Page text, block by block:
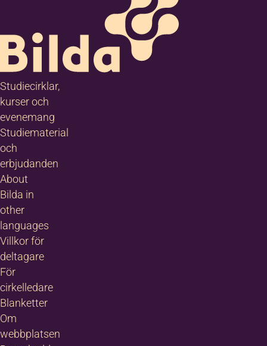
Studiecirklar,
kurser och
evenemang
Studiematerial
och
erbjudanden
About
Bilda in
other
languages
Villkor för
deltagare
För
cirkelledare
Blanketter
Om
webbplatsen